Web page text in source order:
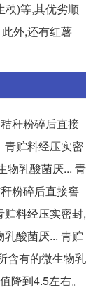
秧)等,其优劣顺
外,还有红薯
秆粉碎后直接
青贮料经压实密
物乳酸菌厌... 青
粉碎后直接窖
料经压实密封,
酸菌厌... 青贮
含有的微生物乳
降到4.5左右。